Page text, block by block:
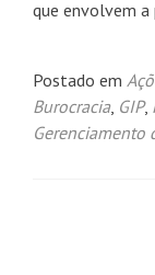
que envolvem a
Postado em
Burocracia, GIP,
Gerenciamento